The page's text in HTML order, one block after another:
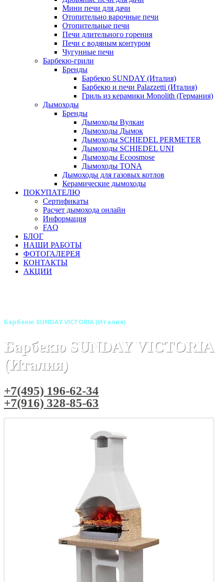
Мини печи для дачи
Отопительно варочные печи
Отопительные печи
Печи длительного горения
Печи с водяным контуром
Чугунные печи
Барбекю-грили
Бренды
Барбекю SUNDAY (Италия)
Барбекю и печи Palazzetti (Италия)
Гриль из керамики Monolith (Германия)
Дымоходы
Бренды
Дымоходы Вулкан
Дымоходы Дымок
Дымоходы SCHIEDEL PERMETER
Дымоходы SCHIEDEL UNI
Дымоходы Ecoosmose
Дымоходы TONA
Дымоходы для газовых котлов
Керамические дымоходы
ПОКУПАТЕЛЮ
Сертификаты
Расчет дымохода онлайн
Информация
FAQ
БЛОГ
НАШИ РАБОТЫ
ФОТОГАЛЕРЕЯ
КОНТАКТЫ
АКЦИИ
Барбекю SUNDAY VICTORIA (Италия)
Барбекю SUNDAY VICTORIA
(Италия)
+7(495) 196-62-34
+7(916) 328-85-63